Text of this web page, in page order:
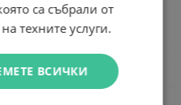
са събрали от
техните услуги.
ВСИЧКИ